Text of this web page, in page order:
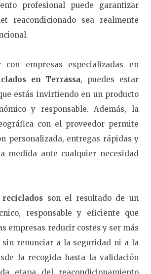
profesional puede garantizar
reacondicionado sea realmente
empresas especializadas en
en Terrassa, puedes estar
estás invirtiendo en un producto
y responsable. Además, la
con el proveedor permite
personalizada, entregas rápidas y
medida ante cualquier necesidad
reciclados son el resultado de un
responsable y eficiente que
empresas reducir costes y ser más
sin renunciar a la seguridad ni a la
la recogida hasta la validación